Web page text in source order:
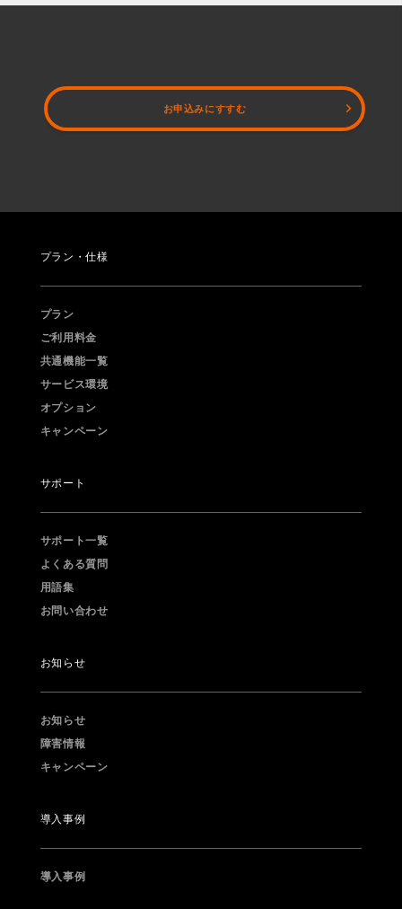
お申込みにすすむ
プラン・仕様
プラン
ご利用料金
共通機能一覧
サービス環境
オプション
キャンペーン
サポート
サポート一覧
よくある質問
用語集
お問い合わせ
お知らせ
お知らせ
障害情報
キャンペーン
導入事例
導入事例